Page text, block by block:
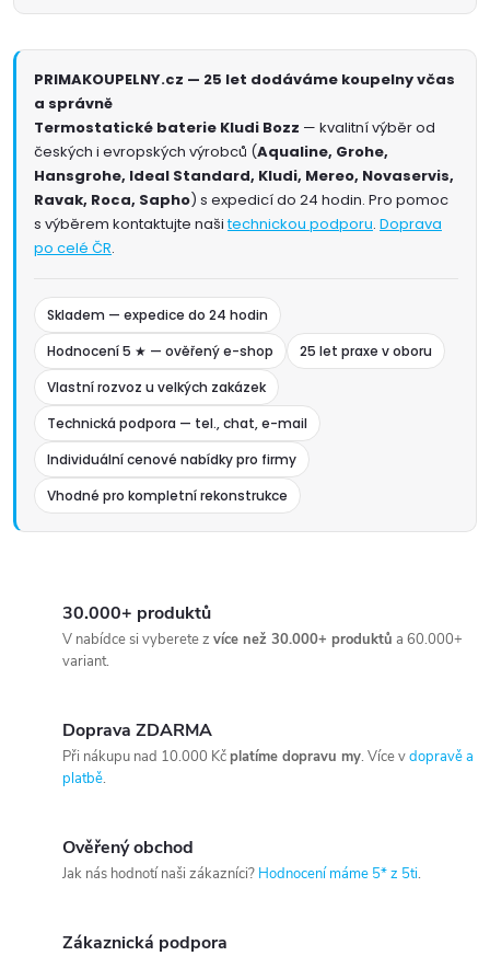
PRIMAKOUPELNY.cz — 25 let dodáváme koupelny včas
a správně
Termostatické baterie Kludi Bozz — kvalitní výběr od
českých i evropských výrobců (Aqualine, Grohe,
Hansgrohe, Ideal Standard, Kludi, Mereo, Novaservis,
Ravak, Roca, Sapho) s expedicí do 24 hodin. Pro pomoc
s výběrem kontaktujte našitechnickou podporu. Doprava
po celé ČR.
Skladem — expedice do 24 hodin
Hodnocení 5 ★ — ověřený e-shop
25 let praxe v oboru
Vlastní rozvoz u velkých zakázek
Technická podpora — tel., chat, e-mail
Individuální cenové nabídky pro firmy
Vhodné pro kompletní rekonstrukce
30.000+ produktů
V nabídce si vyberete z více než 30.000+ produktů a 60.000+
variant.
Doprava ZDARMA
Při nákupu nad 10.000 Kčplatíme dopravu my. Více vdopravě a
platbě.
Ověřený obchod
Jak nás hodnotí naši zákazníci? Hodnocení máme 5* z 5ti.
Zákaznická podpora